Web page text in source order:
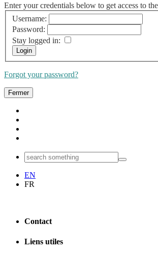
Enter your credentials below to get access to
Username:
Password:
Stay logged in:
Forgot your password?
Fermer
EN
FR
Contact
Liens utiles